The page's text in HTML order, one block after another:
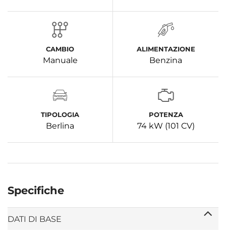
CAMBIO
Manuale
ALIMENTAZIONE
Benzina
TIPOLOGIA
Berlina
POTENZA
74 kW (101 CV)
Specifiche
DATI DI BASE